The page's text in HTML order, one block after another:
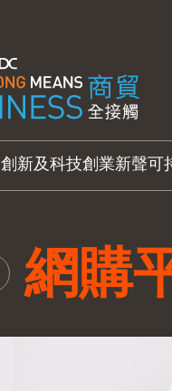
創新及科技創業新聲可
網購